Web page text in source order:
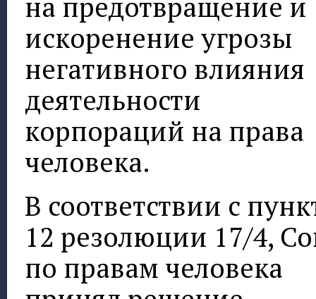
искоренение угрозы
негативного влияния
деятельности
корпораций на права
человека.
В соответствии с
12 резолюции 17/4,
по правам человека